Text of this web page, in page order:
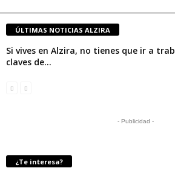
ÚLTIMAS NOTICIAS ALZIRA
Si vives en Alzira, no tienes que ir a
claves de...
- Publicidad -
¿Te interesa?